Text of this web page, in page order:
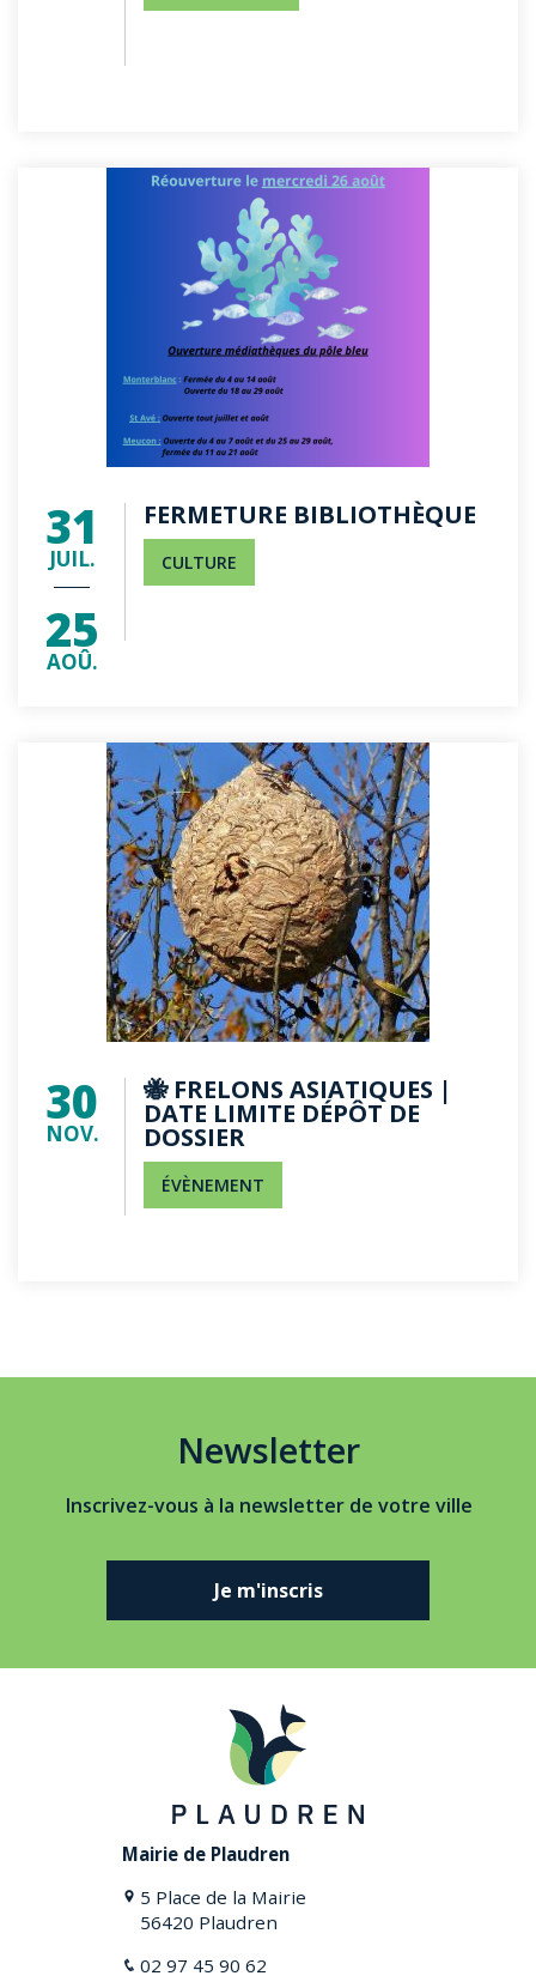
31
JUIL.
25
AOÛ.
FERMETURE BIBLIOTHÈQUE
CULTURE
30
NOV.
🐝 FRELONS ASIATIQUES |
DATE LIMITE DÉPÔT DE
DOSSIER
ÉVÈNEMENT
Newsletter
Inscrivez-vous à la newsletter de votre ville
Je m'inscris
Mairie de Plaudren
5 Place de la Mairie
56420 Plaudren
02 97 45 90 62